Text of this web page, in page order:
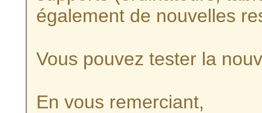
également de nouvelles
Vous pouvez tester la
En vous remerciant,